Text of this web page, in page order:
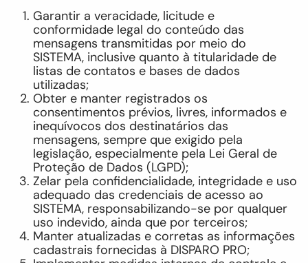
Garantir a veracidade, licitude e
conformidade legal do conteúdo das
mensagens transmitidas por meio do
SISTEMA, inclusive quanto à titularidade de
listas de contatos e bases de dados
utilizadas;
Obter e manter registrados os
consentimentos prévios, livres, informados e
inequívocos dos destinatários das
mensagens, sempre que exigido pela
legislação, especialmente pela Lei Geral de
Proteção de Dados (LGPD);
Zelar pela confidencialidade, integridade e uso
adequado das credenciais de acesso ao
SISTEMA, responsabilizando-se por qualquer
uso indevido, ainda que por terceiros;
Manter atualizadas e corretas as informações
cadastrais fornecidas à DISPARO PRO;